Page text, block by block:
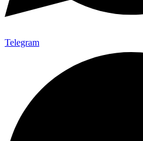
Telegram